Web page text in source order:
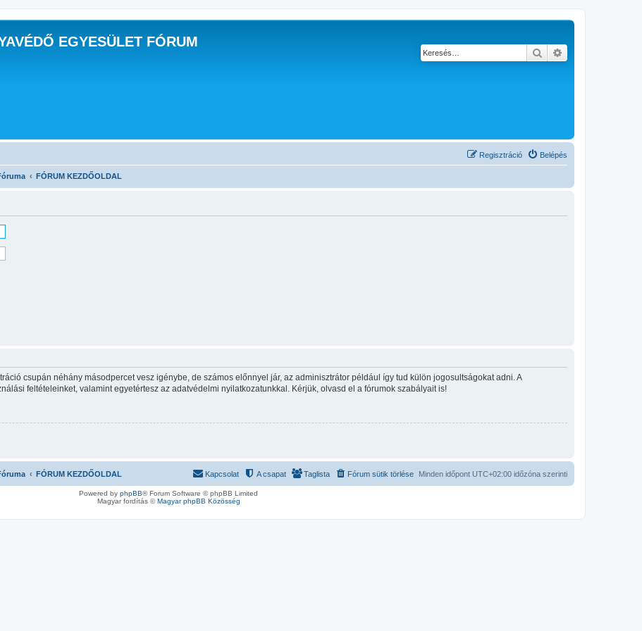
EGYESÜLET FÓRUM
Keresés
Belépés
Regisztráció
FÓRUM KEZDŐOLDAL
csupán néhány másodpercet vesz igénybe, de számos előnnyel jár, az adminisztrátor például így tud külön jogosultságokat adni. A
feltételeinket, valamint egyetértesz az adatvédelmi nyilatkozatunkkal. Kérjük, olvasd el a fórumok szabályait is!
FÓRUM KEZDŐOLDAL Minden időpont UTC+02:00 időzóna szerinti
Fórum sütik törlése
Taglista
A csapat
Kapcsolat
Powered by phpBB® Forum Software © phpBB Limited
Magyar fordítás ©Magyar phpBB Közösség